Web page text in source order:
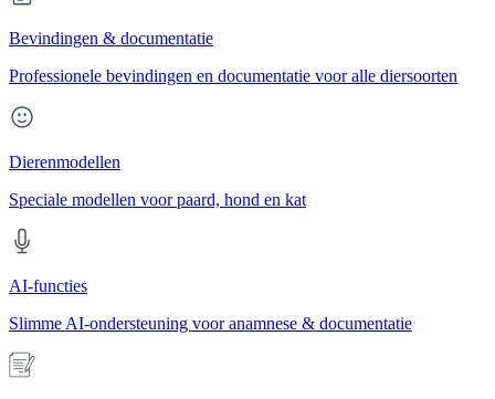
Bevindingen & documentatie
Professionele bevindingen en documentatie voor alle diersoorten
Dierenmodellen
Speciale modellen voor paard, hond en kat
AI-functies
Slimme AI-ondersteuning voor anamnese & documentatie